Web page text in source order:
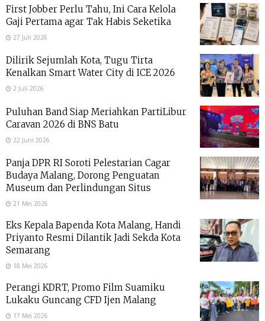
First Jobber Perlu Tahu, Ini Cara Kelola
Gaji Pertama agar Tak Habis Seketika
27 Juli 2026
Dilirik Sejumlah Kota, Tugu Tirta
Kenalkan Smart Water City di ICE 2026
2 Juli 2026
Puluhan Band Siap Meriahkan PartiLibur
Caravan 2026 di BNS Batu
22 Juni 2026
Panja DPR RI Soroti Pelestarian Cagar
Budaya Malang, Dorong Penguatan
Museum dan Perlindungan Situs
21 Mei 2026
Eks Kepala Bapenda Kota Malang, Handi
Priyanto Resmi Dilantik Jadi Sekda Kota
Semarang
18 Mei 2026
Perangi KDRT, Promo Film Suamiku
Lukaku Guncang CFD Ijen Malang
17 Mei 2026